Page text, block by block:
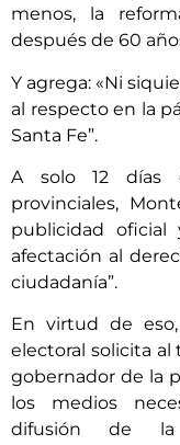
menos, la
después de 60
Y agrega: «Ni
al respecto en la
Santa Fe”.
A solo 12 días
provinciales,
publicidad oficial
afectación al
ciudadanía”.
En virtud de
electoral solicita al
gobernador de la
los medios
difusión de la